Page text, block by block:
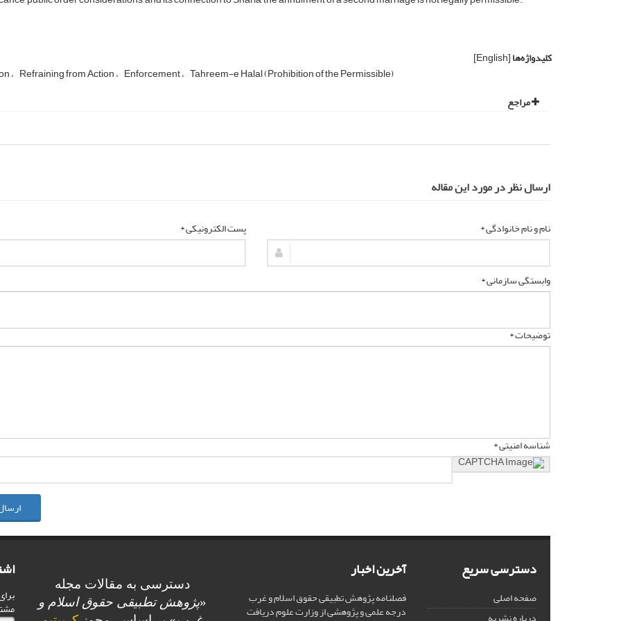
کلیدواژه‌ها[English]
Refraining from Action Enforcement Tahreem-e Halal (Prohibition of the Permissible)
مراجع
ارسال نظر در مورد این مقاله
نام و نام خانوادگی * پست الکترونیکی *
وابستگی سازمانی *
توضیحات *
شناسه امنیتی *
دسترسی سریع
صفحه اصلی
آخرین اخبار
فصلنامه پژوهش تطبیقی حقوق اسلام و غرب
درجه علمی و پژوهشی از وزارت علوم دریافت
دسترسی به مقالات مجله
«پژوهش تطبیقی حقوق اسلام و